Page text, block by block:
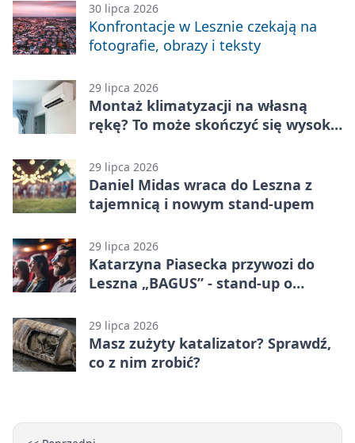
30 lipca 2026
Konfrontacje w Lesznie czekają na
fotografie, obrazy i teksty
29 lipca 2026
Montaż klimatyzacji na własną
rękę? To może skończyć się wysoką
29 lipca 2026
Daniel Midas wraca do Leszna z
tajemnicą i nowym stand-upem
29 lipca 2026
Katarzyna Piasecka przywozi do
Leszna „BAGUS” - stand-up o
29 lipca 2026
Masz zużyty katalizator? Sprawdź,
co z nim zrobić?